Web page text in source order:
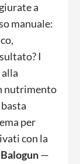
a
manuale:
I
nutrimento
per
con la
Balogun—